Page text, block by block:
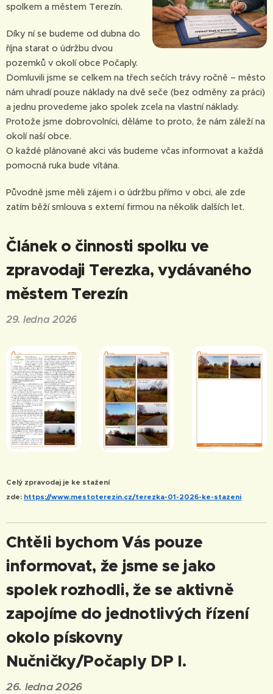
spolkem a městem Terezín.
Díky ní se budeme od dubna do
října starat o údržbu dvou
pozemků v okolí obce Počaply.
Domluvili jsme se celkem na třech sečích trávy ročně – město
nám uhradí pouze náklady na dvě seče (bez odměny za práci)
a jednu provedeme jako spolek zcela na vlastní náklady.
Protože jsme dobrovolníci, děláme to proto, že nám záleží na
okolí naší obce.
O každé plánované akci vás budeme včas informovat a každá
pomocná ruka bude vítána.
Původně jsme měli zájem i o údržbu přímo v obci, ale zde
zatím běží smlouva s externí firmou na několik dalších let.
Článek o činnosti spolku ve
zpravodaji Terezka, vydávaného
městem Terezín
29. ledna 2026
Celý zpravodaj je ke stažení
zde: https://www.mestoterezin.cz/terezka-01-2026-ke-stazeni
Chtěli bychom Vás pouze
informovat, že jsme se jako
spolek rozhodli, že se aktivně
zapojíme do jednotlivých řízení
okolo pískovny
Nučničky/Počaply DP I.
26. ledna 2026